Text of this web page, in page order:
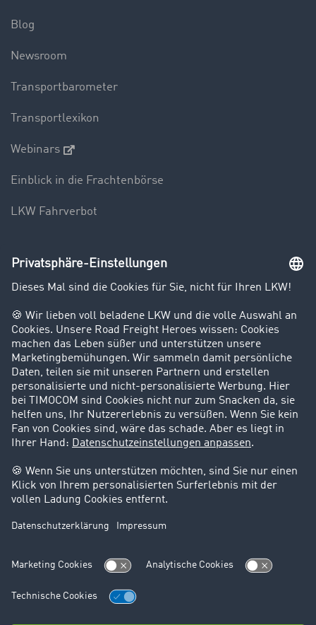
Blog
Newsroom
Transportbarometer
Transportlexikon
Webinars
Einblick in die Frachtenbörse
LKW Fahrverbot
Unternehmen
Kunden werben Kunden
Success Stories
Karriere
Support
Kontakt
Rechtliches
Impressum
AGB